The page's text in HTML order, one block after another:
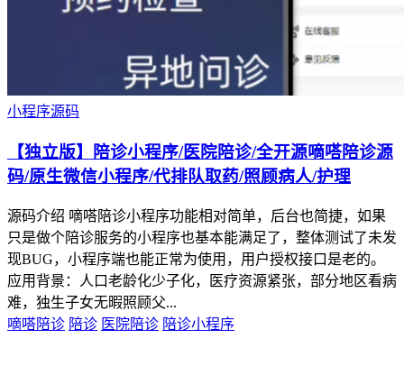
小程序源码
【独立版】陪诊小程序/医院陪诊/全开源嘀嗒陪诊源
码/原生微信小程序/代排队取药/照顾病人/护理
源码介绍 嘀嗒陪诊小程序功能相对简单，后台也简捷，如果
只是做个陪诊服务的小程序也基本能满足了，整体测试了未发
现BUG，小程序端也能正常为使用，用户授权接口是老的。
应用背景：人口老龄化少子化，医疗资源紧张，部分地区看病
难，独生子女无暇照顾父...
嘀嗒陪诊 陪诊 医院陪诊 陪诊小程序